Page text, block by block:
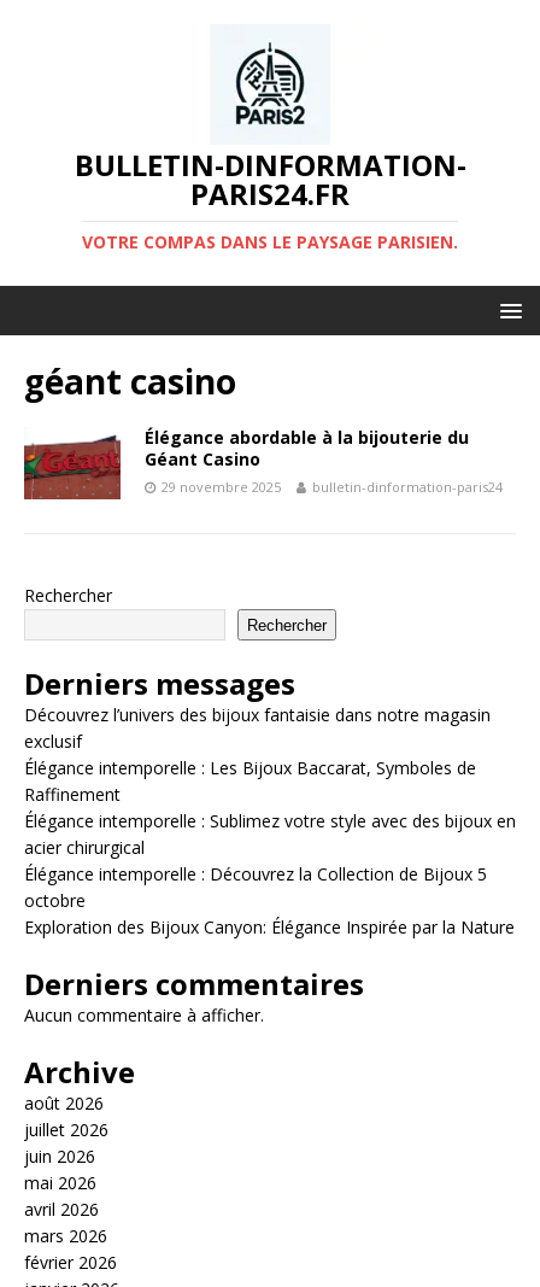
BULLETIN-DINFORMATION-
PARIS24.FR
VOTRE COMPAS DANS LE PAYSAGE PARISIEN.
géant casino
Élégance abordable à la bijouterie du
Géant Casino
29 novembre 2025 bulletin-dinformation-paris24
Rechercher
Rechercher
Derniers messages
Découvrez l’univers des bijoux fantaisie dans notre magasin
exclusif
Élégance intemporelle : Les Bijoux Baccarat, Symboles de
Raffinement
Élégance intemporelle : Sublimez votre style avec des bijoux en
acier chirurgical
Élégance intemporelle : Découvrez la Collection de Bijoux 5
octobre
Exploration des Bijoux Canyon: Élégance Inspirée par la Nature
Derniers commentaires
Aucun commentaire à afficher.
Archive
août 2026
juillet 2026
juin 2026
mai 2026
avril 2026
mars 2026
février 2026